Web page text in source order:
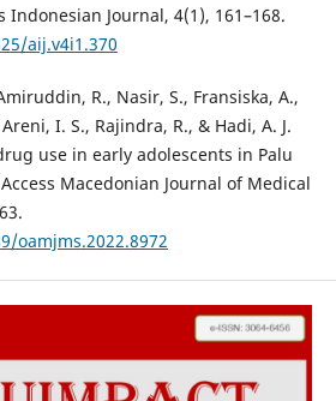
Journal, 4(1), 161–168.
aij.v4i1.370
R., Nasir, S., Fransiska, A.,
I. S., Rajindra, R., & Hadi, A. J.
use in early adolescents in Palu
Macedonian Journal of Medical
oamjms.2022.8972